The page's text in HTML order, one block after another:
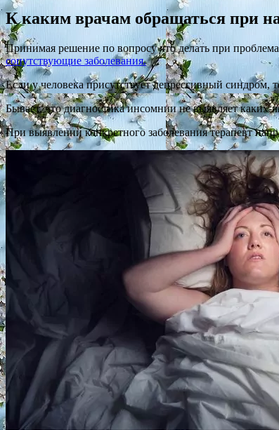
К каким врачам обращаться при
Принимая решение по вопросу что делать при
сопутствующие заболевания.
Если у человека присутствует депрессивный синдром,
Бывает, что диагностика инсомнии не выявляет каких-
При выявлении конкретного заболевания терапевт